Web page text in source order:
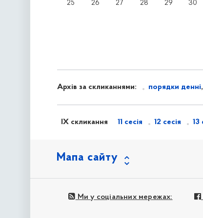
25 26 27 28 29 30
Архів за скликаннями: порядки денні,
IX скликання 11 сесія 12 сесія 13
Мапа сайту
Ми у соціальних мережах: